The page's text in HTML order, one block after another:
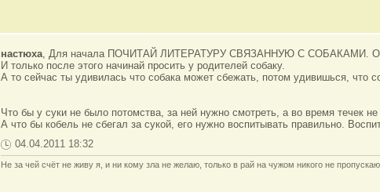
настюха, Для начала ПОЧИТАЙ ЛИТЕРАТУРУ СВЯЗАННУЮ С СОБАКАМИ. О
И только после этого начинай просить у родителей собаку.
А то сейчас ты удивилась что собака может сбежать, потом удивишься, что
Что бы у суки не было потомства, за ней нужно смотреть, а во время течек
А что бы кобель не сбегал за сукой, его нужно воспитывать правильно.
04.04.2011 18:32
Не за чей счёт не живу я, и ни кому зла не желаю, только в рай на чужом никого не